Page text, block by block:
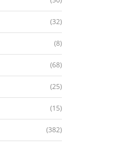
(32)
(8)
(68)
(25)
(15)
(382)